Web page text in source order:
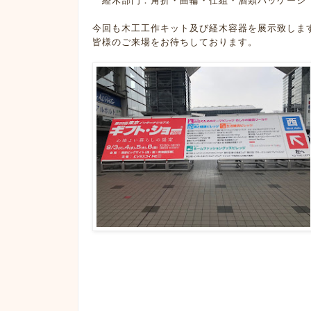
今回も木工工作キット及び経木容器を展示致しま
皆様のご来場をお待ちしております。